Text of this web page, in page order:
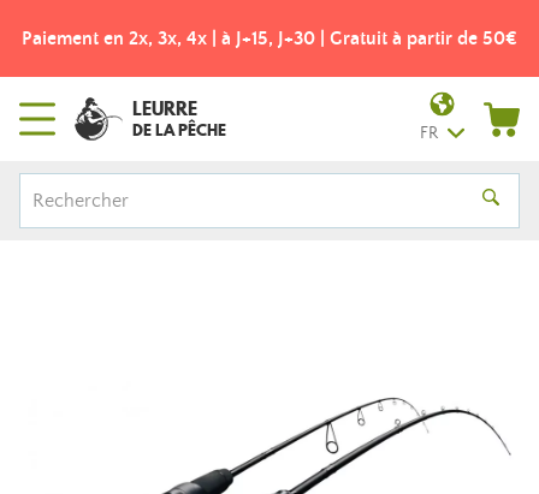
Paiement en 2x, 3x, 4x | à J+15, J+30 | Gratuit à partir de 50€
LEURRE
DE LA PÊCHE FR